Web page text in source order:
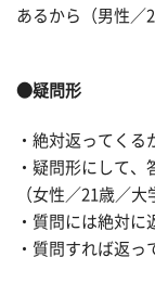
あるから（男性／
●疑問形
・絶対返ってくる
・疑問形にして
（女性／21歳／大
・質問には絶対に
・質問すれば返っ